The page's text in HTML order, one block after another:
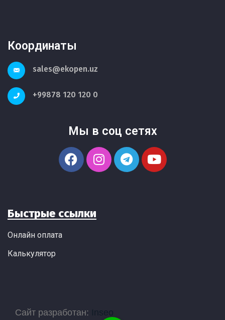
Координаты
sales@ekopen.uz
+99878 120 120 0
Мы в соц сетях
Быстрые ссылки
Онлайн оплата
Калькулятор
Сайт разработан: